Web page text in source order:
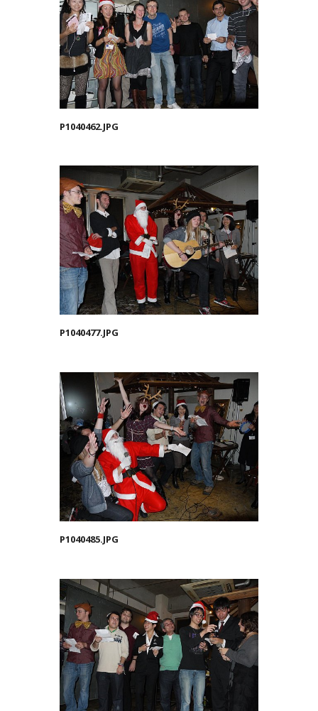
P1040462.JPG
P1040477.JPG
P1040485.JPG